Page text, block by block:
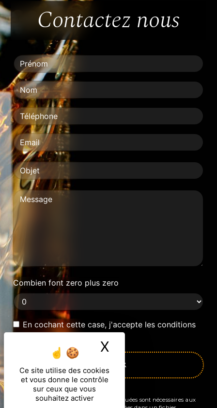
Ce site utilise des cookies
et vous donne le contrôle
sur ceux que vous
souhaitez activer
X
Contactez nous
Combien font zero plus zero
En cochant cette case, j'accepte les conditions
ENVOYER
** Les données personnelles communiquées sont nécessaires aux